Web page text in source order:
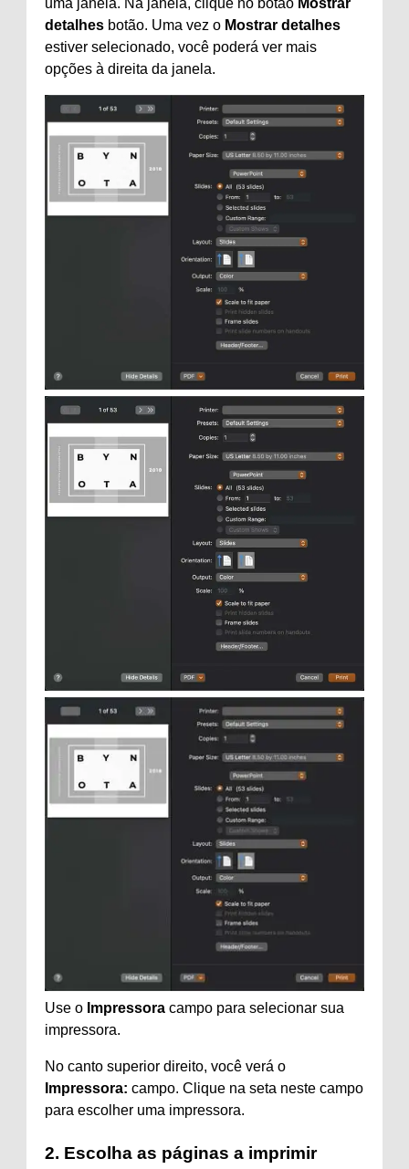
detalhes botão. Uma vez o Mostrar detalhes
estiver selecionado, você poderá ver mais
opções à direita da janela.
Use o Impressora campo para selecionar sua
impressora.
No canto superior direito, você verá o
Impressora: campo. Clique na seta neste campo
para escolher uma impressora.
2. Escolha as páginas a imprimir